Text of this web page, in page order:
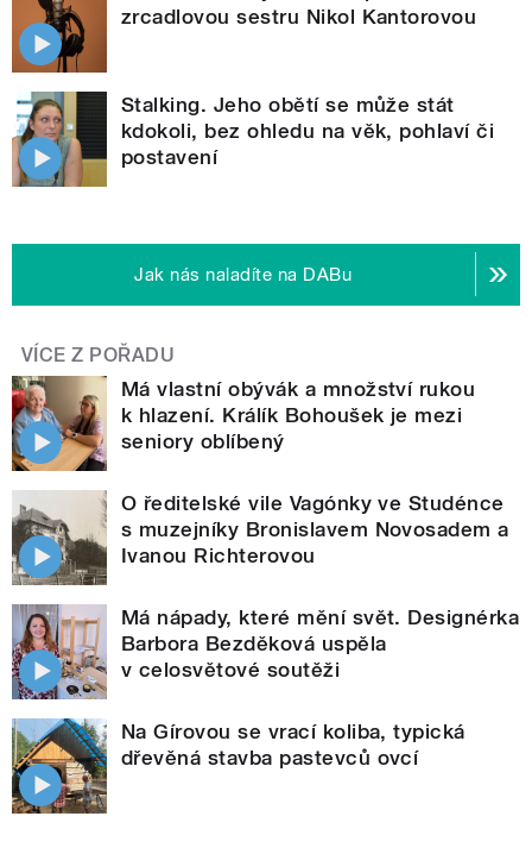
zrcadlovou sestru Nikol Kantorovou
Stalking. Jeho obětí se může stát
kdokoli, bez ohledu na věk, pohlaví či
postavení
Jak nás naladíte na DABu
VÍCE Z POŘADU
Má vlastní obývák a množství rukou
k hlazení. Králík Bohoušek je mezi
seniory oblíbený
O ředitelské vile Vagónky ve Studénce
s muzejníky Bronislavem Novosadem a
Ivanou Richterovou
Má nápady, které mění svět. Designérka
Barbora Bezděková uspěla
v celosvětové soutěži
Na Gírovou se vrací koliba, typická
dřevěná stavba pastevců ovcí